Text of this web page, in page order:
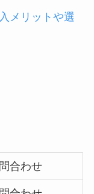
メリットや選
合わせ